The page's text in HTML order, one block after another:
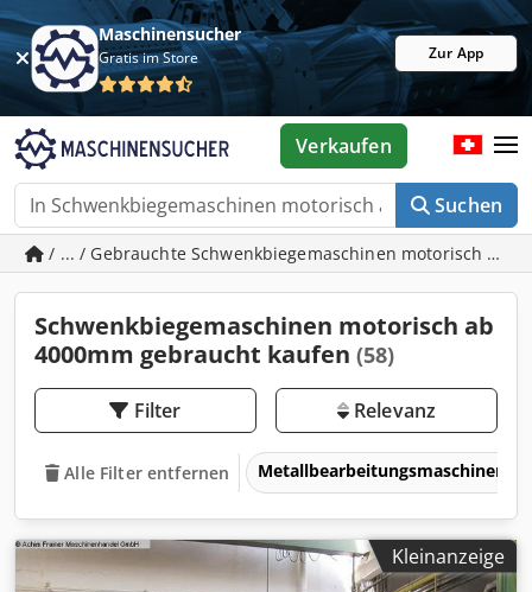
Maschinensucher
Gratis im Store Zur App
Suchen
Verkaufen
/ ... / Gebrauchte Schwenkbiegemaschinen motorisch ab
Schwenkbiegemaschinen motorisch ab
4000mm gebraucht kaufen (58)
Filter Relevanz
Alle Filter entfernen Metallbearbeitungsmaschinen
Kleinanzeige